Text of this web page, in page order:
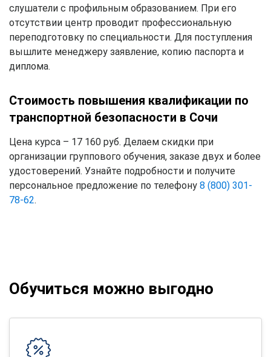
слушатели с профильным образованием. При его
отсутствии центр проводит профессиональную
переподготовку по специальности. Для поступления
вышлите менеджеру заявление, копию паспорта и
диплома.
Стоимость повышения квалификации по
транспортной безопасности в Сочи
Цена курса – 17 160 руб. Делаем скидки при
организации группового обучения, заказе двух и более
удостоверений. Узнайте подробности и получите
персональное предложение по телефону 8 (800) 301-
78-62.
Обучиться можно выгодно